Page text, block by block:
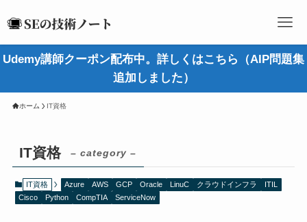
Udemy講師クーポン配布中。詳しくはこちら（AIP問題集
追加しました）
ホーム IT資格
IT資格 – category –
IT資格 Azure AWS GCP Oracle LinuC クラウドインフラ
ITIL
Cisco
Python CompTIA ServiceNow